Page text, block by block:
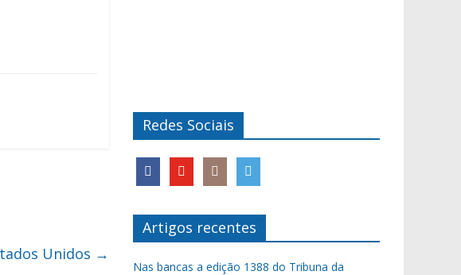
Unidos →
Redes Sociais
Artigos recentes
Nas bancas a edição 1388 do Tribuna da